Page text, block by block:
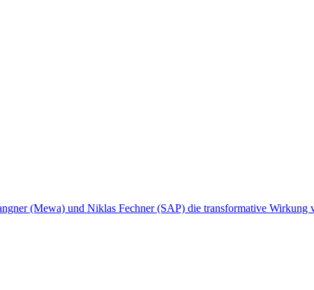
(Mewa) und Niklas Fechner (SAP) die transformative